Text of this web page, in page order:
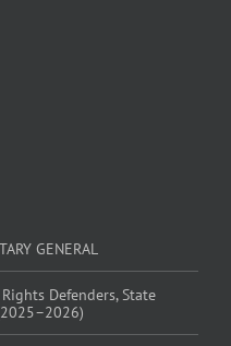
GENERAL
Defenders, State